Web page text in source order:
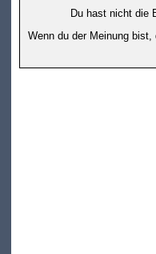
Du hast nicht die
Wenn du der Meinung